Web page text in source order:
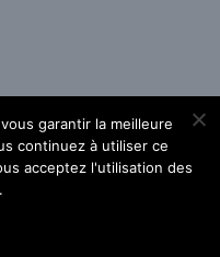
garantir la meilleure
continuez à utiliser ce
acceptez l'utilisation des